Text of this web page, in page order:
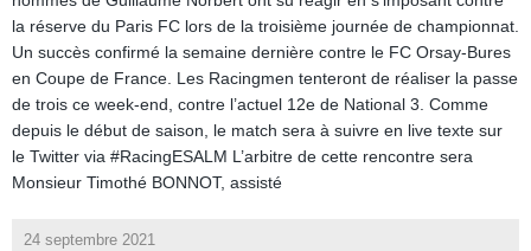
la réserve du Paris FC lors de la troisième journée de championnat.
Un succès confirmé la semaine dernière contre le FC Orsay-Bures
en Coupe de France. Les Racingmen tenteront de réaliser la passe
de trois ce week-end, contre l’actuel 12e de National 3. Comme
depuis le début de saison, le match sera à suivre en live texte sur
le Twitter via #RacingESALM L’arbitre de cette rencontre sera
Monsieur Timothé BONNOT, assisté
24 septembre 2021